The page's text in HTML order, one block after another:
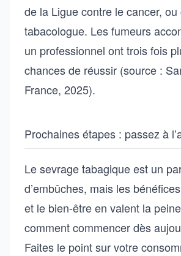
de la Ligue contre le cancer,
tabacologue. Les fumeurs
un professionnel ont trois fois
chances de réussir (source :
France, 2025).
Prochaines étapes : passez à
Le sevrage tabagique est un
d’embûches, mais les
et le bien-être en valent la
comment commencer dès
Faites le point sur votre